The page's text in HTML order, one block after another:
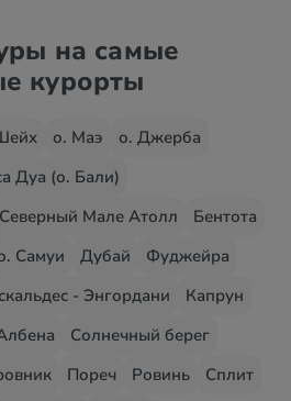
на самые
курорты
о. Маэ
о. Джерба
Дуа (о. Бали)
Северный Мале Атолл
Бентота
Самуи Дубай
Фуджейра
- Энгордани
Капрун
Солнечный берег
Пореч Ровинь
Сплит